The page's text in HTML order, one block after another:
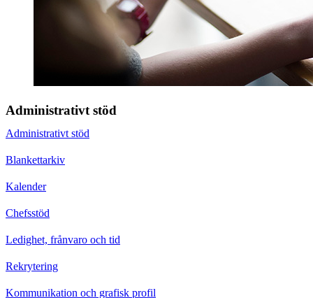
Administrativt stöd
Administrativt stöd
Blankettarkiv
Kalender
Chefsstöd
Ledighet, frånvaro och tid
Rekrytering
Kommunikation och grafisk profil